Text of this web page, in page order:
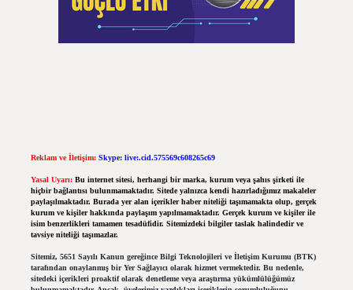
Reklam ve İletişim: Skype: live:.cid.575569c608265c69
Yasal Uyarı: Bu internet sitesi, herhangi bir marka, kurum veya şahıs şirketi ile
hiçbir bağlantısı bulunmamaktadır. Sitede yalnızca kendi hazırladığımız makaleler
paylaşılmaktadır. Burada yer alan içerikler haber niteliği taşımamakta olup, gerçek
kurum ve kişiler hakkında paylaşım yapılmamaktadır. Gerçek kurum ve kişiler ile
isim benzerlikleri tamamen tesadüfidir. Sitemizdeki bilgiler taslak halindedir ve
tavsiye niteliği taşımazlar.
Sitemiz, 5651 Sayılı Kanun gereğince Bilgi Teknolojileri ve İletişim Kurumu (BTK)
tarafından onaylanmış bir Yer Sağlayıcı olarak hizmet vermektedir. Bu nedenle,
sitedeki içerikleri proaktif olarak denetleme veya araştırma yükümlülüğümüz